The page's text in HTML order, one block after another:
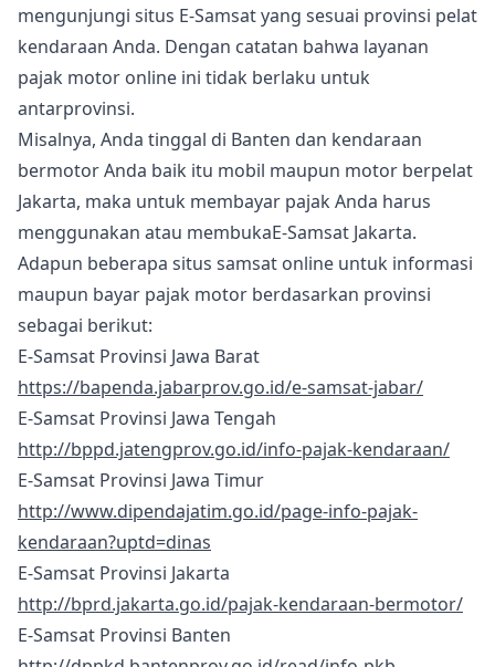
mengunjungi situs E-Samsat yang sesuai provinsi pelat
kendaraan Anda. Dengan catatan bahwa layanan
pajak motor online ini tidak berlaku untuk
antarprovinsi.
Misalnya, Anda tinggal di Banten dan kendaraan
bermotor Anda baik itu mobil maupun motor berpelat
Jakarta, maka untuk membayar pajak Anda harus
menggunakan atau membukaE-Samsat Jakarta.
Adapun beberapa situs samsat online untuk informasi
maupun bayar pajak motor berdasarkan provinsi
sebagai berikut:
E-Samsat Provinsi Jawa Barat
https://bapenda.jabarprov.go.id/e-samsat-jabar/
E-Samsat Provinsi Jawa Tengah
http://bppd.jatengprov.go.id/info-pajak-kendaraan/
E-Samsat Provinsi Jawa Timur
http://www.dipendajatim.go.id/page-info-pajak-
kendaraan?uptd=dinas
E-Samsat Provinsi Jakarta
http://bprd.jakarta.go.id/pajak-kendaraan-bermotor/
E-Samsat Provinsi Banten